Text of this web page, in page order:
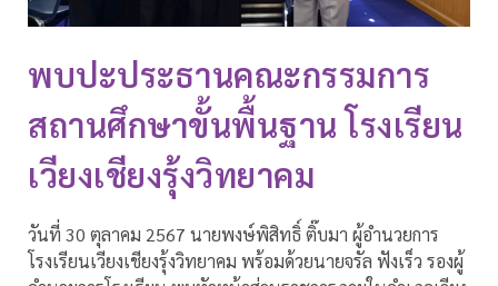
พบปะประธานคณะกรรมการ
สถานศึกษาขั้นพื้นฐาน โรงเรียน
เวียงเชียงรุ้งวิทยาคม
วันที่ 30 ตุลาคม 2567 นายพงษ์พิสิทธิ์ ติ๊บมา ผู้อำนวยการ
โรงเรียนเวียงเชียงรุ้งวิทยาคม พร้อมด้วยนายจรัล ฟังเร็ว รองผู้